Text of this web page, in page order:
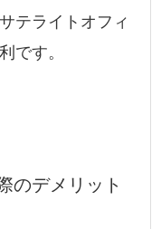
テライトオフィ
です。
のデメリット